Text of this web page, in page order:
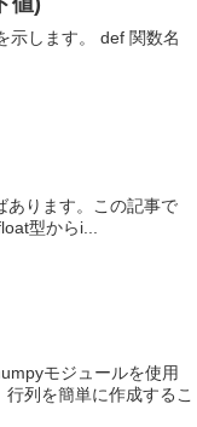
示します。 def 関数名
あります。この記事で
型からi...
モジュールを使用
列を簡単に作成するこ